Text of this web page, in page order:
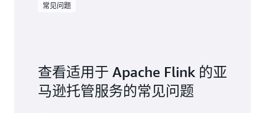
常见问题
查看适用于 Apache Flink 的亚
马逊托管服务的常见问题